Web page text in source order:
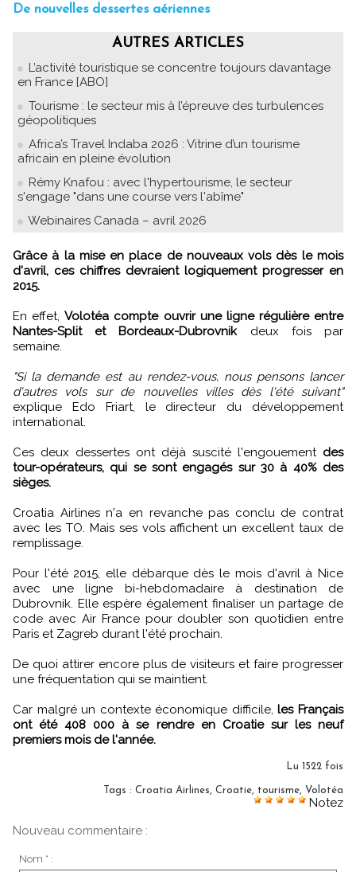
De nouvelles dessertes aériennes
AUTRES ARTICLES
L’activité touristique se concentre toujours davantage
en France [ABO]
Tourisme : le secteur mis à l’épreuve des turbulences
géopolitiques
Africa’s Travel Indaba 2026 : Vitrine d’un tourisme
africain en pleine évolution
Rémy Knafou : avec l'hypertourisme, le secteur
s'engage "dans une course vers l'abîme"
Webinaires Canada – avril 2026
Grâce à la mise en place de nouveaux vols dès le mois
d'avril, ces chiffres devraient logiquement progresser en
2015.
En effet,Volotéa compte ouvrir une ligne régulière entre
Nantes-Split et Bordeaux-Dubrovnikdeux fois par
semaine.
"Si la demande est au rendez-vous, nous pensons lancer
d'autres vols sur de nouvelles villes dès l'été suivant"
explique Edo Friart, le directeur du développement
international.
Ces deux dessertes ont déjà suscité l'engouement des
tour-opérateurs, qui se sont engagés sur 30 à 40% des
sièges.
Croatia Airlines n'a en revanche pas conclu de contrat
avec les TO. Mais ses vols affichent un excellent taux de
remplissage.
Pour l'été 2015, elle débarque dès le mois d'avril à Nice
avec une ligne bi-hebdomadaire à destination de
Dubrovnik. Elle espère également finaliser un partage de
code avec Air France pour doubler son quotidien entre
Paris et Zagreb durant l'été prochain.
De quoi attirer encore plus de visiteurs et faire progresser
une fréquentation qui se maintient.
Car malgré un contexte économique difficile,les Français
ont été 408 000 à se rendre en Croatie sur les neuf
premiers mois de l'année.
Lu 1522 fois
Tags : Croatia Airlines, Croatie, tourisme, Volotéa
Notez
Nouveau commentaire :
Nom * :